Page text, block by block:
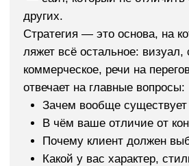
Что даёт бренд-платформа
строительной компании